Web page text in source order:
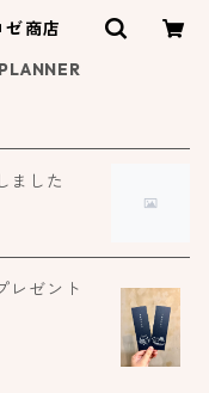
商店
ました
レゼント